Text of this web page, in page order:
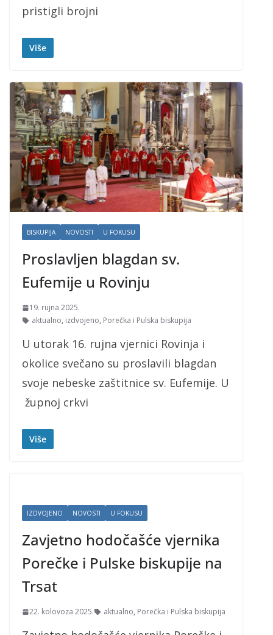
pristigli brojni
Više
BISKUPIJA NOVOSTI U FOKUSU
Proslavljen blagdan sv.
Eufemije u Rovinju
19. rujna 2025.
aktualno, izdvojeno, Porečka i Pulska biskupija
U utorak 16. rujna vjernici Rovinja i
okolice svečano su proslavili blagdan
svoje nebeske zaštitnice sv. Eufemije. U
župnoj crkvi
Više
IZDVOJENO NOVOSTI U FOKUSU
Zavjetno hodočašće vjernika
Porečke i Pulske biskupije na
Trsat
22. kolovoza 2025. aktualno, Porečka i Pulska biskupija